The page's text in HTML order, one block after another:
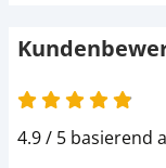
4.9 / 5 basierend